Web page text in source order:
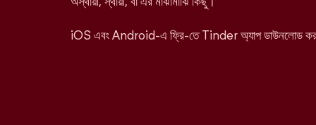
iOS এবং Android-এ ফ্রি-তে Tinder অ্যাপ ডাউনলোড